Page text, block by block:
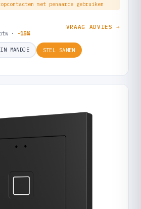
met penaarde gebruiken
· -15%
VRAAG ADVIES →
MANDJE STEL SAMEN